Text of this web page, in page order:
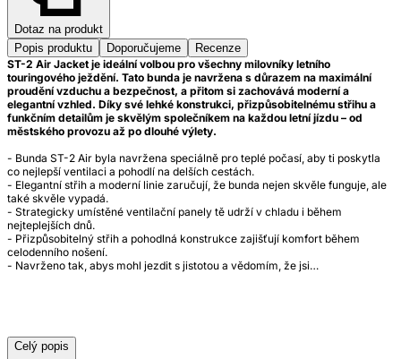
Dotaz na produkt
Popis produktu
Doporučujeme
Recenze
ST-2 Air Jacket je ideální volbou pro všechny milovníky letního
touringového ježdění. Tato bunda je navržena s důrazem na maximální
proudění vzduchu a bezpečnost, a přitom si zachovává moderní a
elegantní vzhled. Díky své lehké konstrukci, přizpůsobitelnému střihu a
funkčním detailům je skvělým společníkem na každou letní jízdu – od
městského provozu až po dlouhé výlety.
- Bunda ST-2 Air byla navržena speciálně pro teplé počasí, aby ti poskytla
co nejlepší ventilaci a pohodlí na delších cestách.
- Elegantní střih a moderní linie zaručují, že bunda nejen skvěle funguje, ale
také skvěle vypadá.
- Strategicky umístěné ventilační panely tě udrží v chladu i během
nejteplejších dnů.
- Přizpůsobitelný střih a pohodlná konstrukce zajišťují komfort během
celodenního nošení.
- Navrženo tak, abys mohl jezdit s jistotou a vědomím, že jsi…
Celý popis